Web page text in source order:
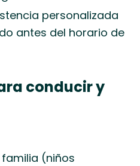
personalizada
antes del horario de
conducir y
(niños